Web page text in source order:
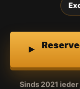
Sinds 2021